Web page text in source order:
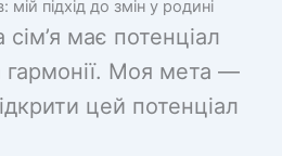
підхід до змін у родині
має потенціал
гармонії. Моя мета —
цей потенціал